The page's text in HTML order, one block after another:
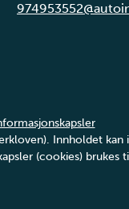
Innholdet
(cookies) brukes